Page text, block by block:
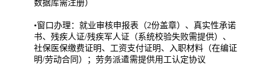
数据库需注册）
•窗口办理：就业审核申报表（2份盖章）、真实性承诺
书、残疾人证/残疾军人证（系统校验失败需提供）、
社保医保缴费证明、工资支付证明、入职材料（在编证
明/劳动合同）；劳务派遣需提供用工认定协议